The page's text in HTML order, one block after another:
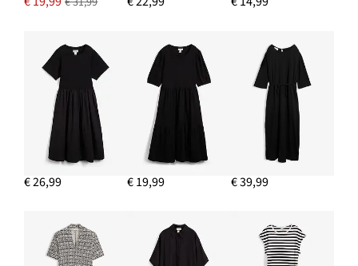
€ 26,99 € 19,99 € 39,99